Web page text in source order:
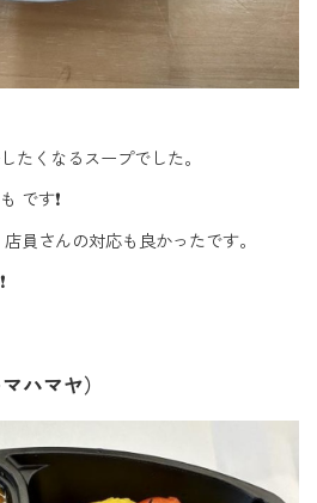
たくなるスープでした。
です❗
員さんの対応も良かったです。
ハマヤ）